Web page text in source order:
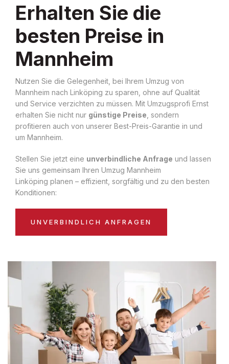
Erhalten Sie die
besten Preise in
Mannheim
Nutzen Sie die Gelegenheit, bei Ihrem Umzug von
Mannheim nach Linköping zu sparen, ohne auf Qualität
und Service verzichten zu müssen. Mit Umzugsprofi Ernst
erhalten Sie nicht nur günstige Preise , sondern
profitieren auch von unserer Best-Preis-Garantie in und
um Mannheim.
Stellen Sie jetzt eine unverbindliche Anfrage und lassen
Sie uns gemeinsam Ihren Umzug Mannheim
Linköping planen – effizient, sorgfältig und zu den besten
Konditionen:
UNVERBINDLICH ANFRAGEN